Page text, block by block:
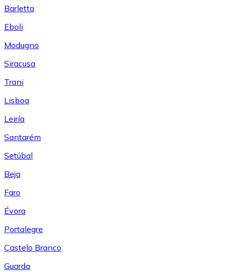
Barletta
Eboli
Modugno
Siracusa
Trani
Lisboa
Leiría
Santarém
Setúbal
Beja
Faro
Évora
Portalegre
Castelo Branco
Guarda